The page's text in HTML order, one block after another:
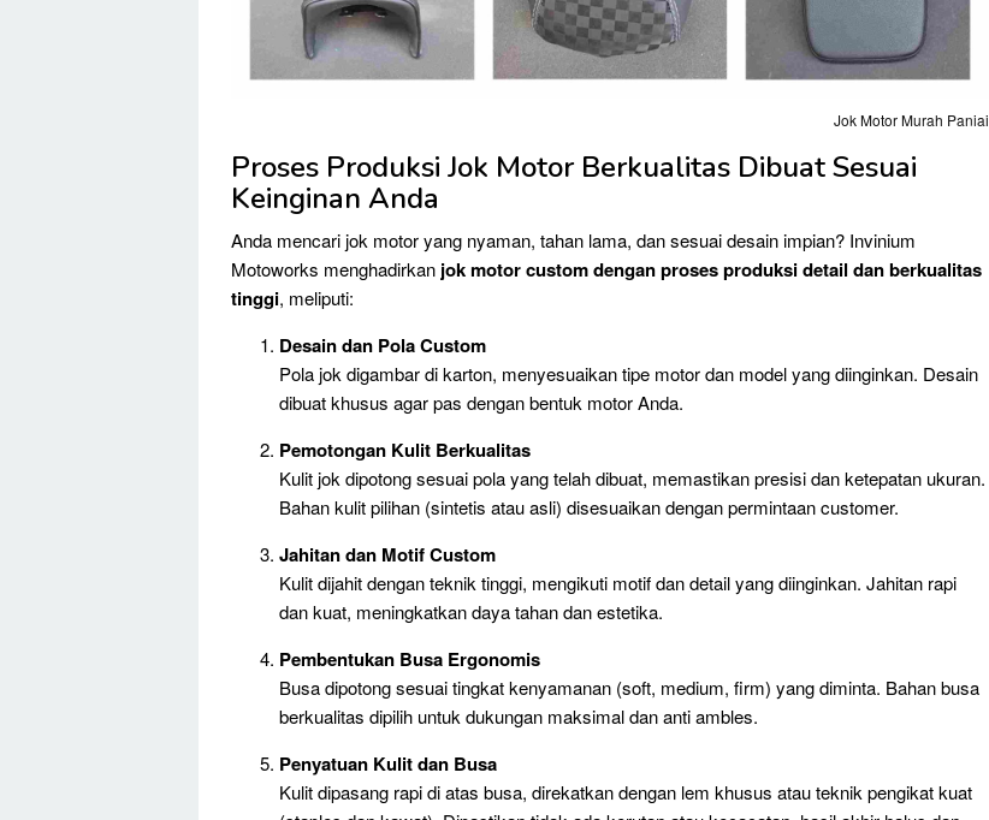
Jok Motor Murah Paniai
Proses Produksi Jok Motor Berkualitas Dibuat Sesuai
Keinginan Anda
Anda mencari jok motor yang nyaman, tahan lama, dan sesuai desain impian? Invinium
Motoworks menghadirkan jok motor custom dengan proses produksi detail dan berkualitas
tinggi, meliputi:
Desain dan Pola Custom
Pola jok digambar di karton, menyesuaikan tipe motor dan model yang diinginkan. Desain
dibuat khusus agar pas dengan bentuk motor Anda.
Pemotongan Kulit Berkualitas
Kulit jok dipotong sesuai pola yang telah dibuat, memastikan presisi dan ketepatan ukuran.
Bahan kulit pilihan (sintetis atau asli) disesuaikan dengan permintaan customer.
Jahitan dan Motif Custom
Kulit dijahit dengan teknik tinggi, mengikuti motif dan detail yang diinginkan. Jahitan rapi
dan kuat, meningkatkan daya tahan dan estetika.
Pembentukan Busa Ergonomis
Busa dipotong sesuai tingkat kenyamanan (soft, medium, firm) yang diminta. Bahan busa
berkualitas dipilih untuk dukungan maksimal dan anti ambles.
Penyatuan Kulit dan Busa
Kulit dipasang rapi di atas busa, direkatkan dengan lem khusus atau teknik pengikat kuat